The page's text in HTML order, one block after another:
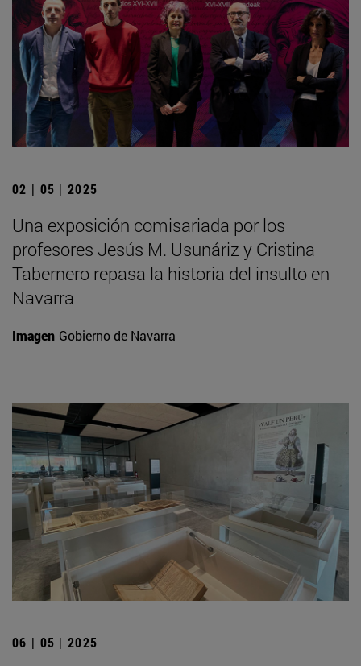
02 | 05 | 2025
Una exposición comisariada por los
profesores Jesús M. Usunáriz y Cristina
Tabernero repasa la historia del insulto en
Navarra
Imagen Gobierno de Navarra
06 | 05 | 2025